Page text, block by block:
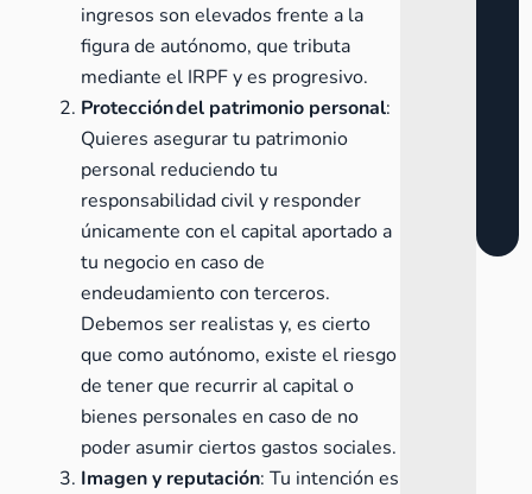
ingresos son elevados frente a la
figura de autónomo, que tributa
mediante el IRPF y es progresivo.
Protección del patrimonio personal:
Quieres asegurar tu patrimonio
personal reduciendo tu
responsabilidad civil y responder
únicamente con el capital aportado a
tu negocio en caso de
endeudamiento con terceros.
Debemos ser realistas y, es cierto
que como autónomo, existe el riesgo
de tener que recurrir al capital o
bienes personales en caso de no
poder asumir ciertos gastos sociales.
Imagen y reputación: Tu intención es